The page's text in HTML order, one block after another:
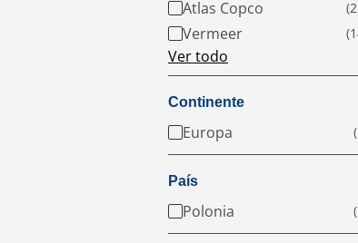
Atlas Copco
Vermeer
Ver todo
Continente
Europa
País
Polonia